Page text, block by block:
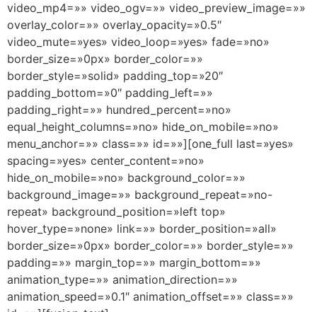
video_mp4=»» video_ogv=»» video_preview_image=»»
overlay_color=»» overlay_opacity=»0.5″
video_mute=»yes» video_loop=»yes» fade=»no»
border_size=»0px» border_color=»»
border_style=»solid» padding_top=»20″
padding_bottom=»0″ padding_left=»»
padding_right=»» hundred_percent=»no»
equal_height_columns=»no» hide_on_mobile=»no»
menu_anchor=»» class=»» id=»»][one_full last=»yes»
spacing=»yes» center_content=»no»
hide_on_mobile=»no» background_color=»»
background_image=»» background_repeat=»no-
repeat» background_position=»left top»
hover_type=»none» link=»» border_position=»all»
border_size=»0px» border_color=»» border_style=»»
padding=»» margin_top=»» margin_bottom=»»
animation_type=»» animation_direction=»»
animation_speed=»0.1″ animation_offset=»» class=»»